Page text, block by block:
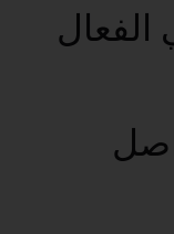
الفعال